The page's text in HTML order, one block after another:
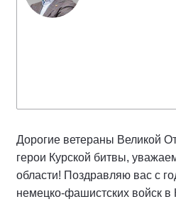
Дорогие ветераны Великой
герои Курской битвы,
области! Поздравляю вас с
немецко-фашистских войск в